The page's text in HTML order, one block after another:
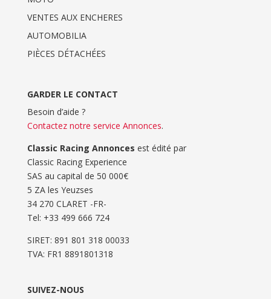
VENTES AUX ENCHERES
AUTOMOBILIA
PIÈCES DÉTACHÉES
GARDER LE CONTACT
Besoin d’aide ?
Contactez notre service Annonces.
Classic Racing Annonces est édité par
Classic Racing Experience
SAS au capital de 50 000€
5 ZA les Yeuzses
34 270 CLARET -FR-
Tel: ‭+33 499 666 724‬
SIRET: 891 801 318 00033
TVA: FR1 8891801318
SUIVEZ-NOUS